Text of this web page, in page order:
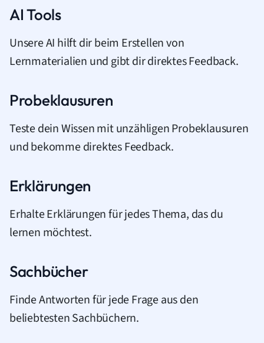
AI Tools
Unsere AI hilft dir beim Erstellen von
Lernmaterialien und gibt dir direktes Feedback.
Probeklausuren
Teste dein Wissen mit unzähligen Probeklausuren
und bekomme direktes Feedback.
Erklärungen
Erhalte Erklärungen für jedes Thema, das du
lernen möchtest.
Sachbücher
Finde Antworten für jede Frage aus den
beliebtesten Sachbüchern.